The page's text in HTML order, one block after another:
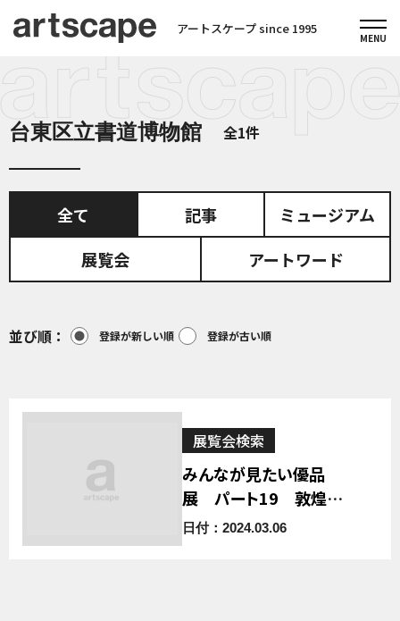
アートスケープ since 1995
台東区立書道博物館 全1件
全て 記事
ミュージアム
展覧会
アートワード
並び順 登録が新しい順 登録が古い順
展覧会検索
みんなが見たい優品
展 パート19 敦煌写
本の世界 —蔵経洞の
日付：2024.03.06